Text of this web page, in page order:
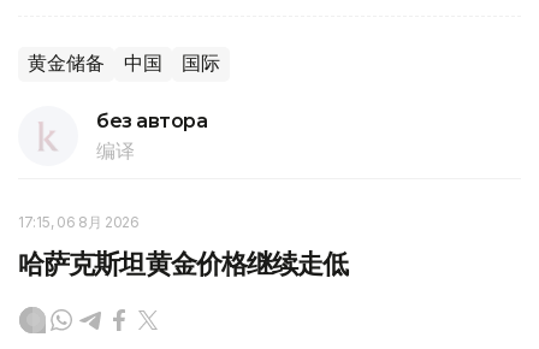
黄金储备 中国 国际
без автора
编译
17:15, 06 8月 2026
哈萨克斯坦黄金价格继续走低